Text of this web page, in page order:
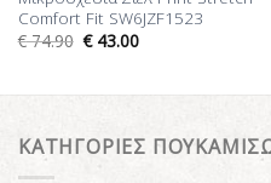
Comfort Fit SW6JZF1523
€74.90 €43.00
ΚΑΤΗΓΟΡΙΕΣ